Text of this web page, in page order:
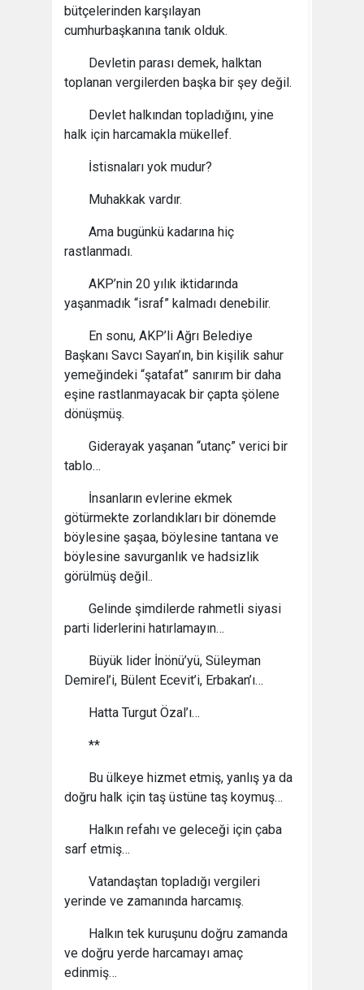
bütçelerinden karşılayan
cumhurbaşkanına tanık olduk.
Devletin parası demek, halktan
toplanan vergilerden başka bir şey değil.
Devlet halkından topladığını, yine
halk için harcamakla mükellef.
İstisnaları yok mudur?
Muhakkak vardır.
Ama bugünkü kadarına hiç
rastlanmadı.
AKP’nin 20 yılık iktidarında
yaşanmadık “israf” kalmadı denebilir.
En sonu, AKP’li Ağrı Belediye
Başkanı Savcı Sayan’ın, bin kişilik sahur
yemeğindeki “şatafat” sanırım bir daha
eşine rastlanmayacak bir çapta şölene
dönüşmüş.
Giderayak yaşanan “utanç” verici bir
tablo…
İnsanların evlerine ekmek
götürmekte zorlandıkları bir dönemde
böylesine şaşaa, böylesine tantana ve
böylesine savurganlık ve hadsizlik
görülmüş değil..
Gelinde şimdilerde rahmetli siyasi
parti liderlerini hatırlamayın…
Büyük lider İnönü’yü, Süleyman
Demirel’i, Bülent Ecevit’i, Erbakan’ı…
Hatta Turgut Özal’ı…
**
Bu ülkeye hizmet etmiş, yanlış ya da
doğru halk için taş üstüne taş koymuş…
Halkın refahı ve geleceği için çaba
sarf etmiş…
Vatandaştan topladığı vergileri
yerinde ve zamanında harcamış.
Halkın tek kuruşunu doğru zamanda
ve doğru yerde harcamayı amaç
edinmiş…